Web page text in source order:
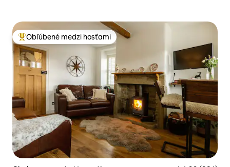
Najobľúbenejšie medzi hosťami
Obľúbené medzi hosťami